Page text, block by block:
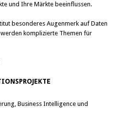
und Ihre Märkte beeinflussen.
besonderes Augenmerk auf Daten
komplizierte Themen für
Business Intelligence und